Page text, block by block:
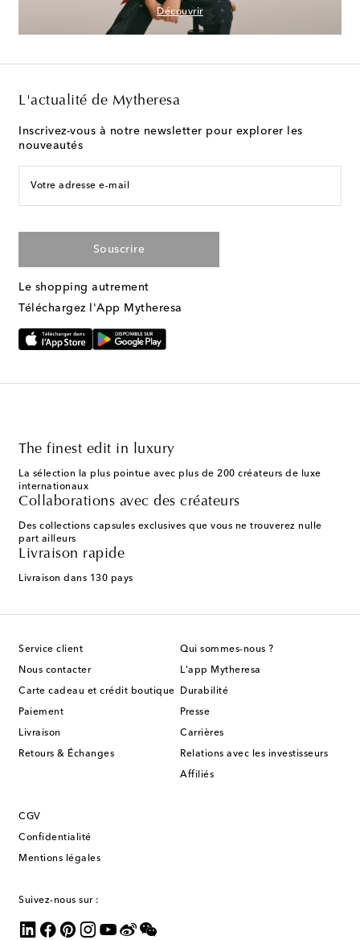
Découvrir
L'actualité de Mytheresa
Inscrivez-vous à notre newsletter pour explorer les
nouveautés
Votre adresse e-mail
Souscrire
Le shopping autrement
Téléchargez l'App Mytheresa
The finest edit in luxury
La sélection la plus pointue avec plus de 200 créateurs de luxe
internationaux
Collaborations avec des créateurs
Des collections capsules exclusives que vous ne trouverez nulle
part ailleurs
Livraison rapide
Livraison dans 130 pays
Service client
Nous contacter
Carte cadeau et crédit boutique
Paiement
Livraison
Retours & Échanges
Qui sommes-nous ?
L'app Mytheresa
Durabilité
Presse
Carrières
Relations avec les investisseurs
Affiliés
CGV
Confidentialité
Mentions légales
Suivez-nous sur :